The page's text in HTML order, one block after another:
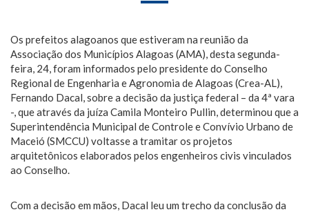
Os prefeitos alagoanos que estiveram na reunião da
Associação dos Municípios Alagoas (AMA), desta segunda-
feira, 24, foram informados pelo presidente do Conselho
Regional de Engenharia e Agronomia de Alagoas (Crea-AL),
Fernando Dacal, sobre a decisão da justiça federal – da 4ª vara
-, que através da juíza Camila Monteiro Pullin, determinou que a
Superintendência Municipal de Controle e Convívio Urbano de
Maceió (SMCCU) voltasse a tramitar os projetos
arquitetônicos elaborados pelos engenheiros civis vinculados
ao Conselho.
Com a decisão em mãos, Dacal leu um trecho da conclusão da